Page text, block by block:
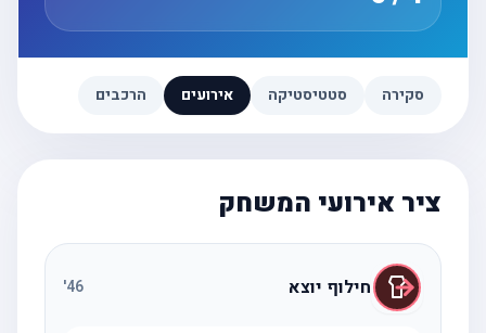
סקירה סטטיסטיקה אירועים הרכבים
ציר אירועי המשחק
חילוף יוצא 46
'